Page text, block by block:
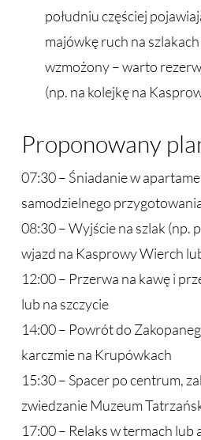
południu częściej
majówkę ruch na
wzmożony – warto
(np. na kolejkę na
Proponowany
07:30 – Śniadanie w
samodzielnego
08:30 – Wyjście na szlak (np.
wjazd na Kasprowy Wierch
12:00 – Przerwa na kawę i
lub na szczycie
14:00 – Powrót do
karczmie na Krupówkach
15:30 – Spacer po centrum,
zwiedzanie Muzeum
17:00 – Relaks w termach lub